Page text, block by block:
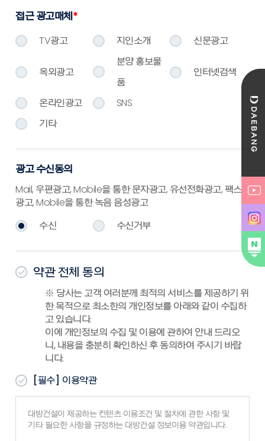
접근 광고매체*
TV광고 지인소개 신문광고
옥외광고
분양 홍보물
품
인터넷검색
온라인광고
SNS
기타
광고 수신동의
Mail, 우편광고, Mobile을 통한 문자광고, 유선전화광고, 팩스
광고, Mobile을 통한 녹음 음성광고
수신
수신거부
약관 전체 동의
※ 당사는 고객 여러분께 최적의 서비스를 제공하기 위
한 목적으로 최소한의 개인정보를 아래와 같이 수집하
고 있습니다.
이에 개인정보의 수집 및 이용에 관하여 안내 드리오
니, 내용을 충분히 확인하신 후 동의하여 주시기 바랍
니다.
[필수] 이용약관
대방건설이 제공하는 컨텐츠 이용조건 및 절차에 관한 사항 및
기타 필요한 사항을 규정하는 대방건설 정보이용 약관입니다.